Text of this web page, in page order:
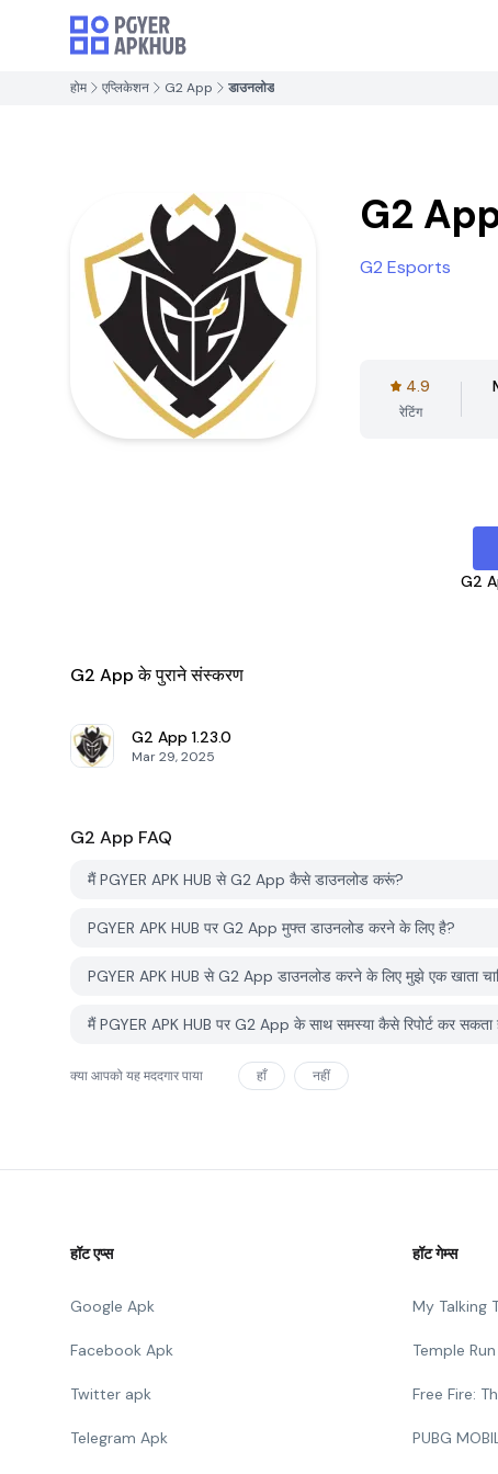
होम एप्लिकेशन G2 App डाउनलोड
G2
G2 Esports
4.9
रेटिंग
G2
G2 App के पुराने संस्करण
G2 App 1.23.0
Mar 29, 2025
G2 App FAQ
मैं PGYER APK HUB से G2 App कैसे डाउनलोड करूं?
PGYER APK HUB पर G2 App मुफ्त डाउनलोड करने के लिए है?
PGYER APK HUB से G2 App डाउनलोड करने के लिए मुझे एक खाता
मैं PGYER APK HUB पर G2 App के साथ समस्या कैसे रिपोर्ट कर सकता
क्या आपको यह मददगार पाया हाँ नहीं
हॉट एप्स
Google Apk
Facebook Apk
Twitter apk
Telegram Apk
हॉट गेम्स
My Talking
Temple
Free Fire:
PUBG